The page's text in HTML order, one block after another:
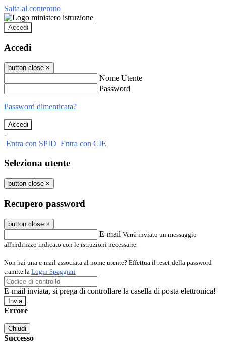
Salta al contenuto
Accedi
Accedi
button close ×
Nome Utente
Password
Password dimenticata?
-
Entra con SPID Entra con CIE
Seleziona utente
button close ×
Recupero password
button close ×
E-mail Verrà inviato un messaggio
all'indirizzo indicato con le istruzioni necessarie.
Non hai una e-mail associata al nome utente? Effettua il reset della password
tramite la Login Spaggiari
E-mail inviata, si prega di controllare la casella di posta elettronica!
Errore
Chiudi
Successo